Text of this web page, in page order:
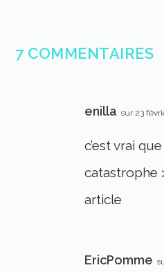
7 COMMENTAIRES
enilla sur 23
c’est vrai
catastrophe
article
EricPomme